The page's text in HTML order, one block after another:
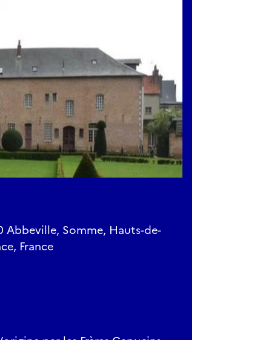
Abbeville, Somme, Hauts-de-
France